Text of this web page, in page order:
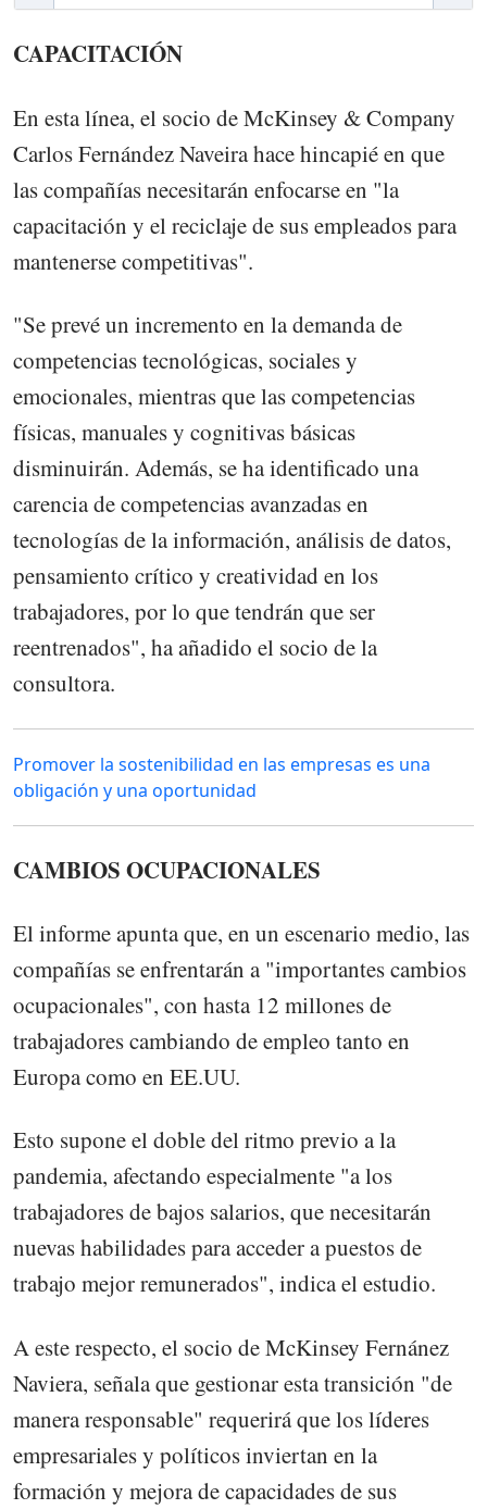
CAPACITACIÓN
En esta línea, el socio de McKinsey & Company
Carlos Fernández Naveira hace hincapié en que
las compañías necesitarán enfocarse en "la
capacitación y el reciclaje de sus empleados para
mantenerse competitivas".
"Se prevé un incremento en la demanda de
competencias tecnológicas, sociales y
emocionales, mientras que las competencias
físicas, manuales y cognitivas básicas
disminuirán. Además, se ha identificado una
carencia de competencias avanzadas en
tecnologías de la información, análisis de datos,
pensamiento crítico y creatividad en los
trabajadores, por lo que tendrán que ser
reentrenados", ha añadido el socio de la
consultora.
Promover la sostenibilidad en las empresas es una
obligación y una oportunidad
CAMBIOS OCUPACIONALES
El informe apunta que, en un escenario medio, las
compañías se enfrentarán a "importantes cambios
ocupacionales", con hasta 12 millones de
trabajadores cambiando de empleo tanto en
Europa como en EE.UU.
Esto supone el doble del ritmo previo a la
pandemia, afectando especialmente "a los
trabajadores de bajos salarios, que necesitarán
nuevas habilidades para acceder a puestos de
trabajo mejor remunerados", indica el estudio.
A este respecto, el socio de McKinsey Fernánez
Naviera, señala que gestionar esta transición "de
manera responsable" requerirá que los líderes
empresariales y políticos inviertan en la
formación y mejora de capacidades de sus